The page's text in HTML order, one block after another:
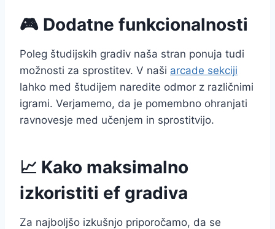
🎮 Dodatne funkcionalnosti
Poleg študijskih gradiv naša stran ponuja tudi
možnosti za sprostitev. V naši arcade sekciji
lahko med študijem naredite odmor z različnimi
igrami. Verjamemo, da je pomembno ohranjati
ravnovesje med učenjem in sprostitvijo.
📈 Kako maksimalno
izkoristiti ef gradiva
Za najboljšo izkušnjo priporočamo, da se